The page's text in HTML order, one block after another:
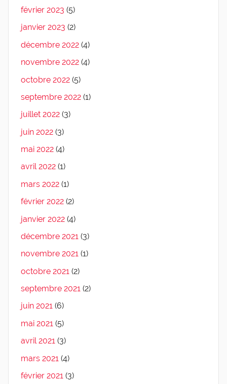
février 2023 (5)
janvier 2023 (2)
décembre 2022 (4)
novembre 2022 (4)
octobre 2022 (5)
septembre 2022 (1)
juillet 2022 (3)
juin 2022 (3)
mai 2022 (4)
avril 2022 (1)
mars 2022 (1)
février 2022 (2)
janvier 2022 (4)
décembre 2021 (3)
novembre 2021 (1)
octobre 2021 (2)
septembre 2021 (2)
juin 2021 (6)
mai 2021 (5)
avril 2021 (3)
mars 2021 (4)
février 2021 (3)